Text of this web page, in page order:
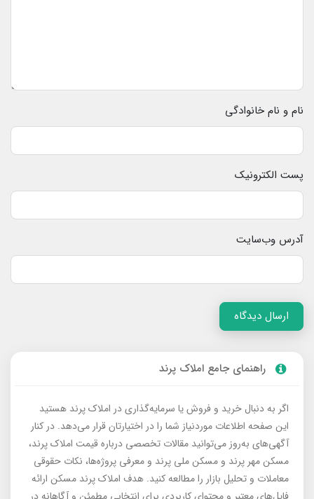
نام و نام خانوادگی
پست الکترونیک
آدرس وب‌سایت
ارسال دیدگاه
راهنمای جامع املاک پرند
اگر به دنبال خرید و فروش یا سرمایه‌گذاری در املاک پرند هستید
این صفحه اطلاعات موردنیاز شما را در اختیارتان قرار می‌دهد. در کنار
آگهی‌های به‌روز می‌توانید مقالات تخصصی درباره قیمت املاک پرند،
مسکن مهر پرند و مسکن ملی پرند و معرفی پروژه‌ها، نکات حقوقی
معاملات و تحلیل بازار را مطالعه کنید. هدف املاک پرند مسکن ارائه